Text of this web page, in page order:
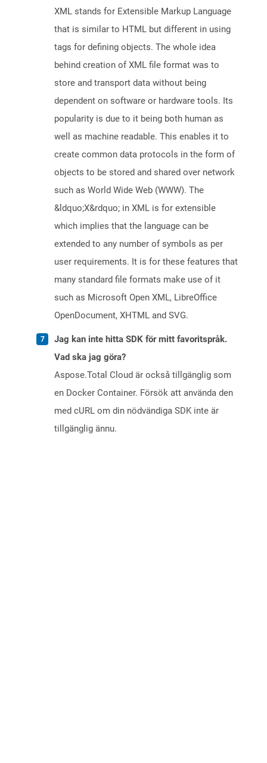
XML stands for Extensible Markup Language
that is similar to HTML but different in using
tags for defining objects. The whole idea
behind creation of XML file format was to
store and transport data without being
dependent on software or hardware tools. Its
popularity is due to it being both human as
well as machine readable. This enables it to
create common data protocols in the form of
objects to be stored and shared over network
such as World Wide Web (WWW). The
&ldquo;X&rdquo; in XML is for extensible
which implies that the language can be
extended to any number of symbols as per
user requirements. It is for these features that
many standard file formats make use of it
such as Microsoft Open XML, LibreOffice
OpenDocument, XHTML and SVG.
Jag kan inte hitta SDK för mitt favoritspråk.
Vad ska jag göra?
Aspose.Total Cloud är också tillgänglig som
en Docker Container. Försök att använda den
med cURL om din nödvändiga SDK inte är
tillgänglig ännu.